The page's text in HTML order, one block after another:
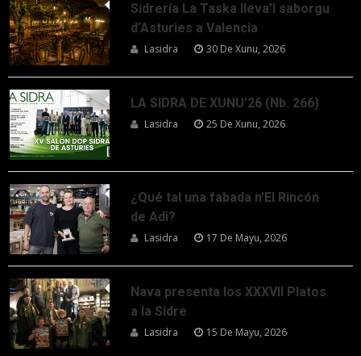
Sidrería La Taska lleva’l saborgu
d’Asturies a Valencia
Lasidra 30 De Xunu, 2026
LA SIDRA DE XUNU’26 (Nb. 266)
Lasidra 25 De Xunu, 2026
¿Qué tal una fabada n’El Rincón
de Adi?
Lasidra 17 De Mayu, 2026
Nava presenta los XXXVII Platos
a la Sidre
Lasidra 15 De Mayu, 2026